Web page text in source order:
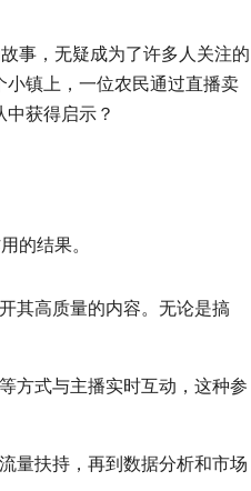
事，无疑成为了许多人关注的
镇上，一位农民通过直播卖
获得启示？
的结果。
其高质量的内容。无论是搞
方式与主播实时互动，这种参
量扶持，再到数据分析和市场